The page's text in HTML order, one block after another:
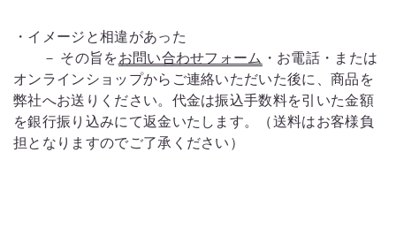
・イメージと相違があった
－ その旨をお問い合わせフォーム ・お電話・または
オンラインショップからご連絡いただいた後に、商品を
弊社へお送りください。代金は振込手数料を引いた金額
を銀行振り込みにて返金いたします。（送料はお客様負
担となりますのでご了承ください）